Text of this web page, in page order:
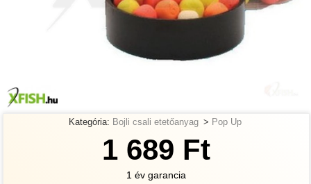
Kategória: Bojli csali etetőanyag > Pop Up
1 689 Ft
1 év garancia